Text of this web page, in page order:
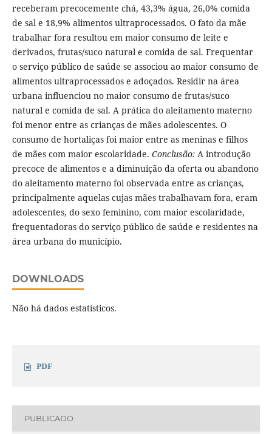
receberam precocemente chá, 43,3% água, 26,0% comida
de sal e 18,9% alimentos ultraprocessados. O fato da mãe
trabalhar fora resultou em maior consumo de leite e
derivados, frutas/suco natural e comida de sal. Frequentar
o serviço público de saúde se associou ao maior consumo de
alimentos ultraprocessados e adoçados. Residir na área
urbana influenciou no maior consumo de frutas/suco
natural e comida de sal. A prática do aleitamento materno
foi menor entre as crianças de mães adolescentes. O
consumo de hortaliças foi maior entre as meninas e filhos
de mães com maior escolaridade. Conclusão:A introdução
precoce de alimentos e a diminuição da oferta ou abandono
do aleitamento materno foi observada entre as crianças,
principalmente aquelas cujas mães trabalhavam fora, eram
adolescentes, do sexo feminino, com maior escolaridade,
frequentadoras do serviço público de saúde e residentes na
área urbana do município.
DOWNLOADS
Não há dados estatísticos.
PDF
PUBLICADO